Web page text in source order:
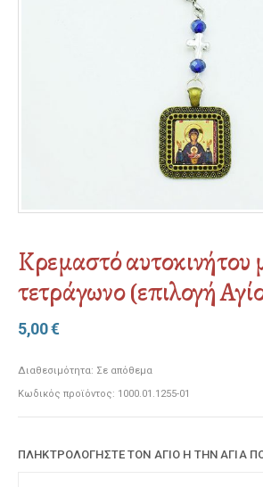
Κρεμαστό αυτοκινήτου
τετράγωνο (επιλογή
5,00€
Διαθεσιμότητα: Σε απόθεμα
Κωδικός προϊόντος: 1000.01.1255-01
ΠΛΗΚΤΡΟΛΟΓΗΣΤΕ ΤΟΝ ΑΓΙΟ Η ΤΗΝ ΑΓΙΑ